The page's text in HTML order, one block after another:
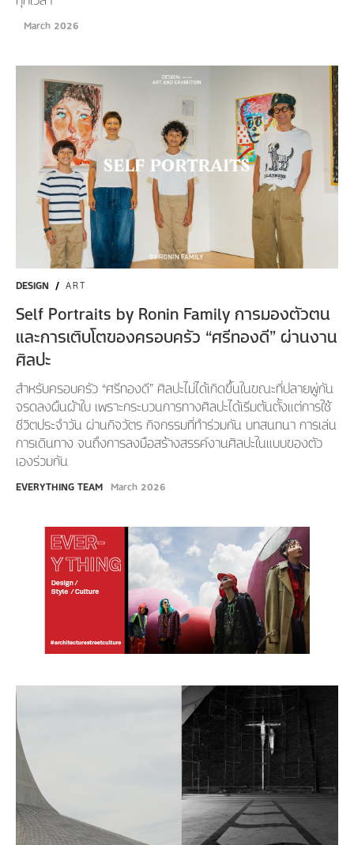
March 2026
DESIGN / ART
Self Portraits by Ronin Family การมองตัวตน
และการเติบโตของครอบครัว “ศรีทองดี” ผ่านงาน
ศิลปะ
สำหรับครอบครัว “ศรีทองดี” ศิลปะไม่ได้เกิดขึ้นในขณะที่ปลายพู่กัน
จรดลงผืนผ้าใบ เพราะกระบวนการทางศิลปะได้เริ่มต้นตั้งแต่การใช้
ชีวิตประจำวัน ผ่านกิจวัตร กิจกรรมที่ทำร่วมกัน บทสนทนา การเล่น
การเดินทาง จนถึงการลงมือสร้างสรรค์งานศิลปะในแบบของตัว
เองร่วมกัน
EVERYTHING TEAM March 2026